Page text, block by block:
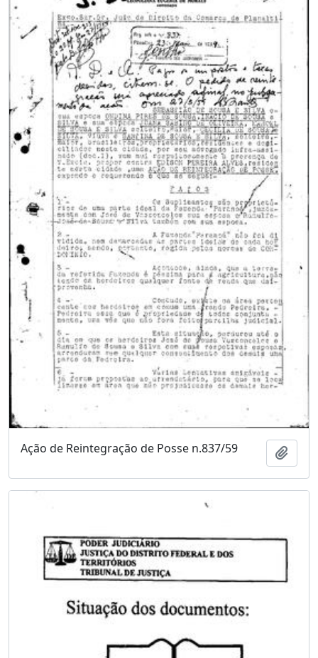
Ação de Reintegração de Posse n.837/59